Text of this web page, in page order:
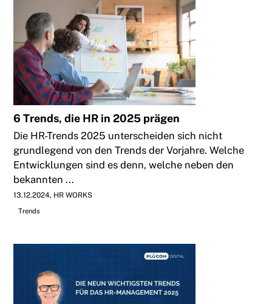
6 Trends, die HR in 2025 prägen
Die HR-Trends 2025 unterscheiden sich nicht
grundlegend von den Trends der Vorjahre. Welche
Entwicklungen sind es denn, welche neben den
bekannten ...
13.12.2024 HR WORKS
Trends